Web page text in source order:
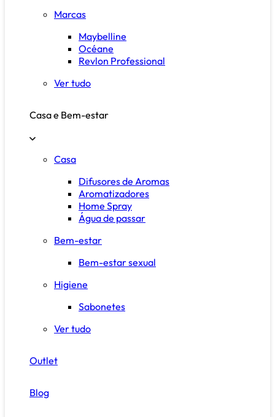
Marcas
Maybelline
Océane
Revlon Professional
Ver tudo
Casa e Bem-estar
Casa
Difusores de Aromas
Aromatizadores
Home Spray
Água de passar
Bem-estar
Bem-estar sexual
Higiene
Sabonetes
Ver tudo
Outlet
Blog